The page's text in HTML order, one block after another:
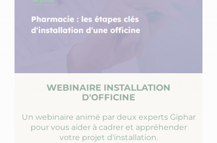
WEBINAIRE INSTALLATION
D'OFFICINE
Un webinaire animé par deux experts Giphar
pour vous aider à cadrer et appréhender
votre projet d'installation.